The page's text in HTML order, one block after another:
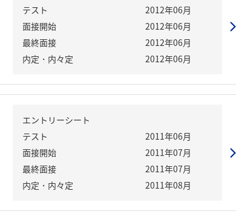
テスト
2012年06月
面接開始
2012年06月
最終面接
2012年06月
内定・内々定
2012年06月
エントリーシート
テスト
2011年06月
面接開始
2011年07月
最終面接
2011年07月
内定・内々定
2011年08月